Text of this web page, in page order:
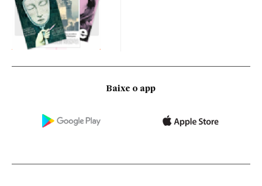
Baixe o app